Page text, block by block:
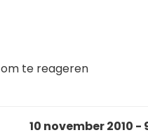
om te reageren
10 november 2010 -